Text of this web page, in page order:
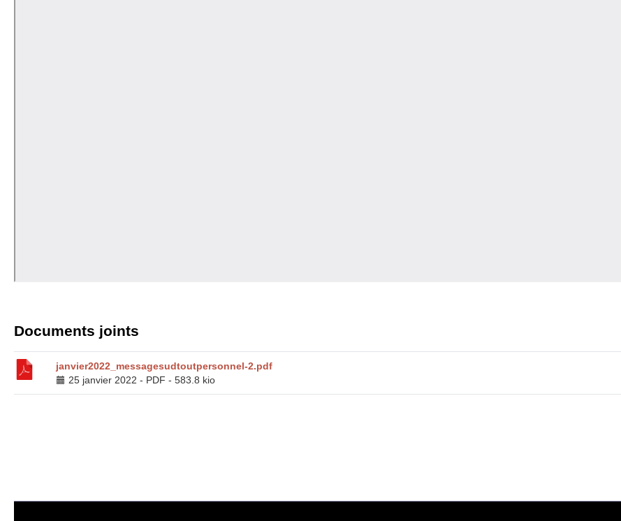
Documents joints
janvier2022_messagesudtoutpersonnel-2.pdf
25 janvier 2022 - PDF - 583.8 kio